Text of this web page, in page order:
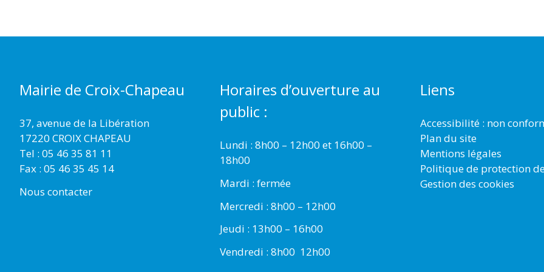
Mairie de Croix-Chapeau
37, avenue de la Libération
17220 CROIX CHAPEAU
Tel : 05 46 35 81 11
Fax : 05 46 35 45 14
Nous contacter
Horaires d’ouverture au
public :
Lundi : 8h00 – 12h00 et 16h00 –
18h00
Mardi : fermée
Mercredi : 8h00 – 12h00
Jeudi : 13h00 – 16h00
Vendredi : 8h00  12h00
Liens
Accessibilité : non
Plan du site
Mentions légales
Politique de protection
Gestion des cookies